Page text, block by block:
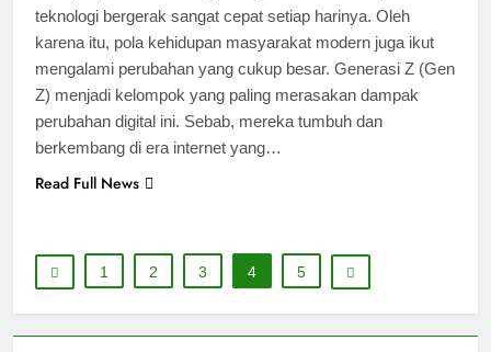
teknologi bergerak sangat cepat setiap harinya. Oleh
karena itu, pola kehidupan masyarakat modern juga ikut
mengalami perubahan yang cukup besar. Generasi Z (Gen
Z) menjadi kelompok yang paling merasakan dampak
perubahan digital ini. Sebab, mereka tumbuh dan
berkembang di era internet yang…
Read Full News
1 2 3 4 5